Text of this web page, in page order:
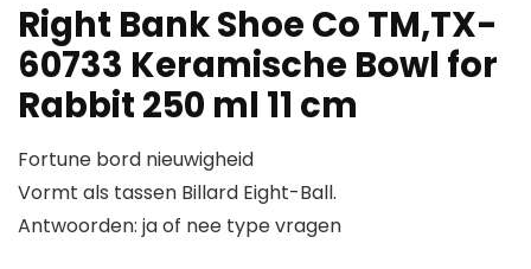
Right Bank Shoe Co TM,TX-
60733 Keramische Bowl for
Rabbit 250 ml 11 cm
Fortune bord nieuwigheid
Vormt als tassen Billard Eight-Ball.
Antwoorden: ja of nee type vragen